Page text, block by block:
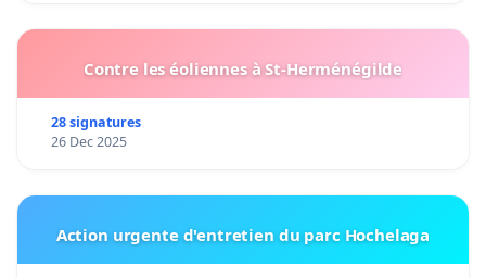
Contre les éoliennes à St-Herménégilde
28 signatures
26 Dec 2025
Action urgente d'entretien du parc Hochelaga